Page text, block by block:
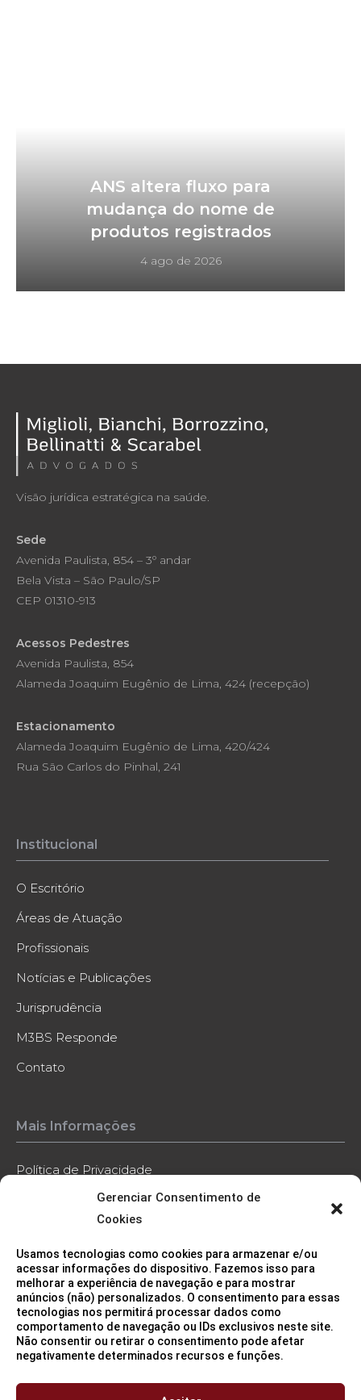
Gerenciar Consentimento de
Cookies
Usamos tecnologias como cookies para armazenar e/ou
acessar informações do dispositivo. Fazemos isso para
melhorar a experiência de navegação e para mostrar
anúncios (não) personalizados. O consentimento para essas
tecnologias nos permitirá processar dados como
comportamento de navegação ou IDs exclusivos neste site.
Não consentir ou retirar o consentimento pode afetar
negativamente determinados recursos e funções.
ANS altera fluxo para
mudança do nome de
produtos registrados
4 ago de 2026
Visão jurídica estratégica na saúde.
Sede
Avenida Paulista, 854 – 3º andar
Bela Vista – São Paulo/SP
CEP 01310-913
Acessos Pedestres
Avenida Paulista, 854
Alameda Joaquim Eugênio de Lima, 424 (recepção)
Estacionamento
Alameda Joaquim Eugênio de Lima, 420/424
Rua São Carlos do Pinhal, 241
Institucional
O Escritório
Áreas de Atuação
Profissionais
Notícias e Publicações
Jurisprudência
M3BS Responde
Contato
Mais Informações
Política de Privacidade
Política de Cookies
Contato
Sede (São Paulo/SP)